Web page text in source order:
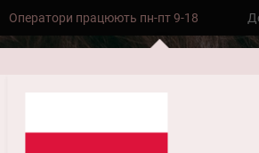
Безкоштовна доставка до складу НП
замовлень від 2000 грн